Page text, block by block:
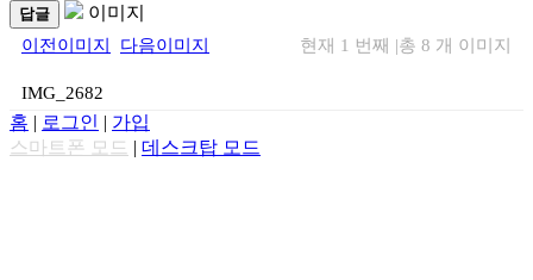
답글 이미지
이전이미지 다음이미지 현재 1 번째 |총 8 개 이미지
IMG_2682
홈 | 로그인 | 가입
스마트폰 모드 | 데스크탑 모드